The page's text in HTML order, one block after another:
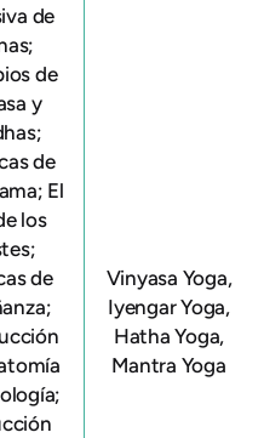
de
de
y
de
El
los
de
Vinyasa Yoga,
Iyengar Yoga,
Hatha Yoga,
Mantra Yoga